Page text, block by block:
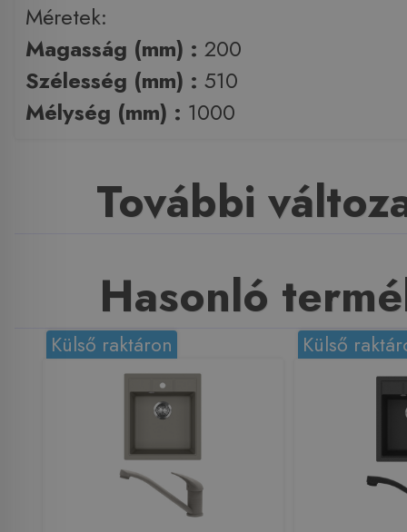
Méretek:
Magasság (mm) : 200
Szélesség (mm) : 510
Mélység (mm) : 1000
További
Hasonló
Külső raktáron Külső